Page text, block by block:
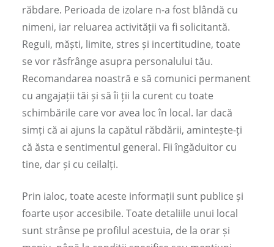
răbdare. Perioada de izolare n-a fost blândă cu
nimeni, iar reluarea activității va fi solicitantă.
Reguli, măști, limite, stres și incertitudine, toate
se vor răsfrânge asupra personalului tău.
Recomandarea noastră e să comunici permanent
cu angajații tăi și să îi ții la curent cu toate
schimbările care vor avea loc în local. Iar dacă
simți că ai ajuns la capătul răbdării, amintește-ți
că ăsta e sentimentul general. Fii îngăduitor cu
tine, dar și cu ceilalți.
Prin ialoc, toate aceste informații sunt publice și
foarte ușor accesibile. Toate detaliile unui local
sunt strânse pe profilul acestuia, de la orar și